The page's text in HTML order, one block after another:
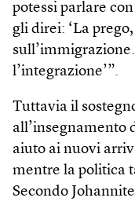
potessi parlare
gli direi: ‘La
l’integrazione’”.
Tuttavia il
all’insegnamento
aiuto ai nuovi
mentre la politica
Secondo